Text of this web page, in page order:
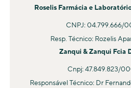
Roselis Farmácia e
CNPJ: 04.799.666/
Resp. Técnico: Rozelis
Zanqui & Zanqui Fcia
Cnpj: 47.849.823/
Responsável Técnico: Dr